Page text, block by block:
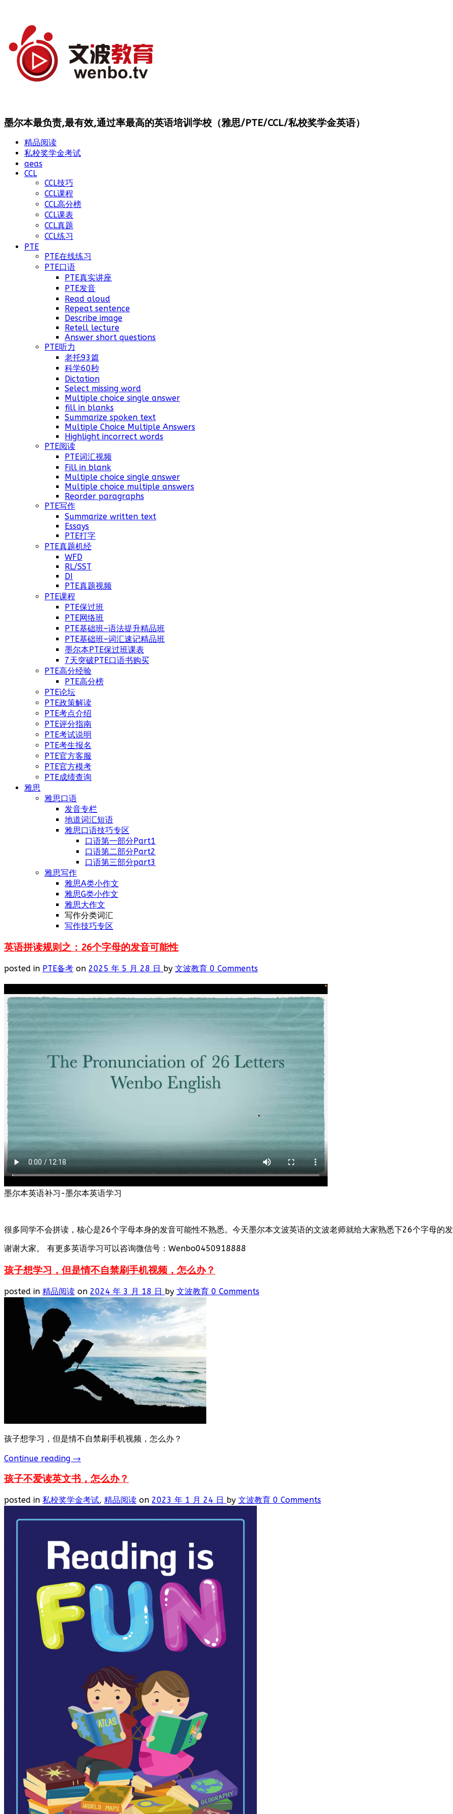
墨尔本最负责,最有效,通过率最高的英语培训学校（雅思/PTE/CCL/私校奖学金英语）
精品阅读
私校奖学金考试
aeas
CCL
CCL技巧
CCL课程
CCL高分榜
CCL课表
CCL真题
CCL练习
PTE
PTE在线练习
PTE口语
PTE真实讲座
PTE发音
Read aloud
Repeat sentence
Describe image
Retell lecture
Answer short questions
PTE听力
老托93篇
科学60秒
Dictation
Select missing word
Multiple choice single answer
fill in blanks
Summarize spoken text
Multiple Choice Multiple Answers
Highlight incorrect words
PTE阅读
PTE词汇视频
Fill in blank
Multiple choice single answer
Multiple choice multiple answers
Reorder paragraphs
PTE写作
Summarize written text
Essays
PTE打字
PTE真题机经
WFD
RL/SST
DI
PTE真题视频
PTE课程
PTE保过班
PTE网络班
PTE基础班–语法提升精品班
PTE基础班–词汇速记精品班
墨尔本PTE保过班课表
7天突破PTE口语书购买
PTE高分经验
PTE高分榜
PTE论坛
PTE政策解读
PTE考点介绍
PTE评分指南
PTE考试说明
PTE考生报名
PTE官方客服
PTE官方模考
PTE成绩查询
雅思
雅思口语
发音专栏
地道词汇短语
雅思口语技巧专区
口语第一部分Part1
口语第二部分Part2
口语第三部分part3
雅思写作
雅思A类小作文
雅思G类小作文
雅思大作文
写作分类词汇
写作技巧专区
英语拼读规则之：26个字母的发音可能性
posted in PTE备考 on 2025 年 5 月 28 日 by 文波教育 0 Comments
墨尔本英语补习-墨尔本英语学习
很多同学不会拼读，核心是26个字母本身的发音可能性不熟悉。今天墨尔本文波英语的文波老师就给大家熟悉下26个字母的发
谢谢大家。 有更多英语学习可以咨询微信号：Wenbo0450918888
孩子想学习，但是情不自禁刷手机视频，怎么办？
posted in 精品阅读 on 2024 年 3 月 18 日 by 文波教育 0 Comments
孩子想学习，但是情不自禁刷手机视频，怎么办？
Continue reading →
孩子不爱读英文书，怎么办？
posted in 私校奖学金考试, 精品阅读 on 2023 年 1 月 24 日 by 文波教育 0 Comments